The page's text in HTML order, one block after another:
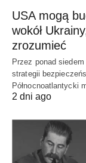
USA mogą
wokół
zrozumieć
Przez ponad
strategii
Północnoatlantycki
2 dni ago